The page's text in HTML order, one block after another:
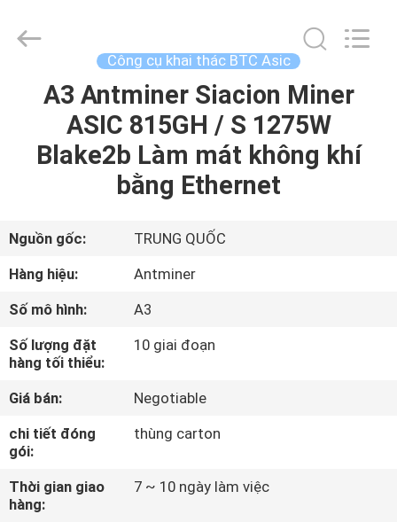
TRANG
PHẨM
VỀ
TÔI
TRÌNH
GIAO
HÀNG
khai
Công cụ khai thác BTC Asic
A3 Antminer Siacion Miner
ASIC 815GH / S 1275W
Blake2b Làm mát không khí
bằng Ethernet
Nguồn gốc:
TRUNG QUỐC
Hàng hiệu:
Antminer
Số mô hình:
A3
Số lượng đặt
hàng tối thiểu:
10 giai đoạn
Giá bán:
Negotiable
chi tiết đóng
gói:
thùng carton
Thời gian giao
hàng:
7 ~ 10 ngày làm việc